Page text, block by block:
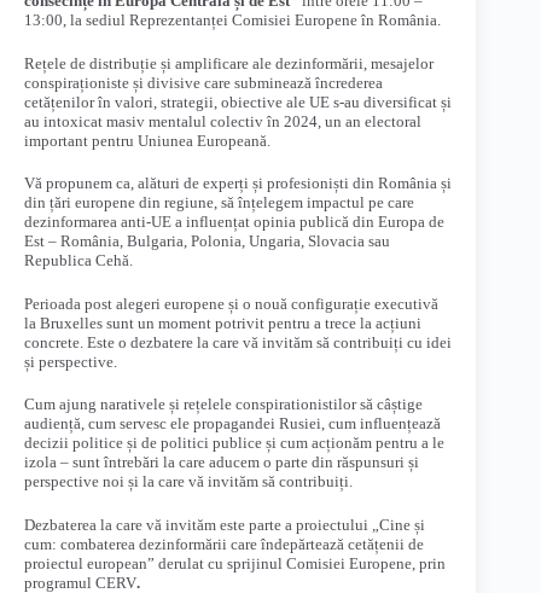
13:00, la sediul Reprezentanței Comisiei Europene în România.
Rețele de distribuție și amplificare ale dezinformării, mesajelor
conspiraționiste și divisive care subminează încrederea
cetățenilor în valori, strategii, obiective ale UE s-au diversificat și
au intoxicat masiv mentalul colectiv în 2024, un an electoral
important pentru Uniunea Europeană.
Vă propunem ca, alături de experți și profesioniști din România și
din țări europene din regiune, să înțelegem impactul pe care
dezinformarea anti-UE a influențat opinia publică din Europa de
Est – România, Bulgaria, Polonia, Ungaria, Slovacia sau
Republica Cehă.
Perioada post alegeri europene și o nouă configurație executivă
la Bruxelles sunt un moment potrivit pentru a trece la acțiuni
concrete. Este o dezbatere la care vă invităm să contribuiți cu idei
și perspective.
Cum ajung narativele și rețelele conspirationistilor să câștige
audiență, cum servesc ele propagandei Rusiei, cum influențează
decizii politice și de politici publice și cum acționăm pentru a le
izola – sunt întrebări la care aducem o parte din răspunsuri și
perspective noi și la care vă invităm să contribuiți.
Dezbaterea la care vă invităm este parte a proiectului „Cine și
cum: combaterea dezinformării care îndepărtează cetățenii de
proiectul european” derulat cu sprijinul Comisiei Europene, prin
programul CERV.